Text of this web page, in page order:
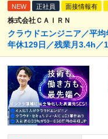
NEW 正社員 面接情報有
株式会社ＣＡＩＲＮ
クラウドエンジニア／平
年休129日／残業月3.4h／